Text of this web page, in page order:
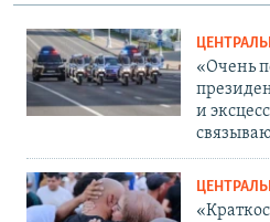
«Очень
и